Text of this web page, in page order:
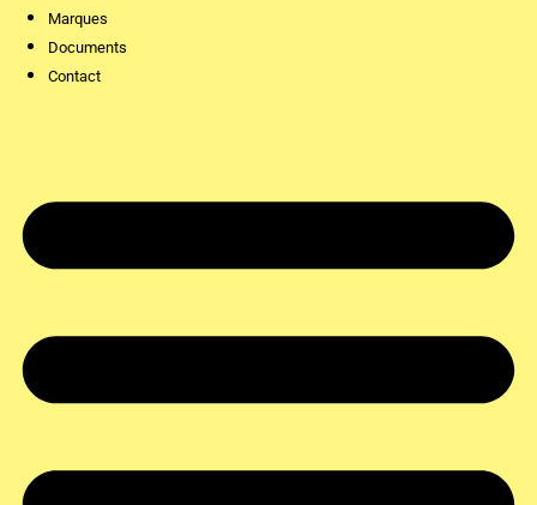
Marques
Documents
Contact